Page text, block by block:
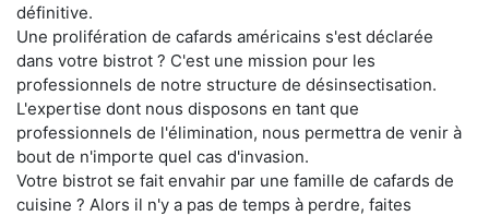
définitive.
Une prolifération de cafards américains s'est déclarée
dans votre bistrot ? C'est une mission pour les
professionnels de notre structure de désinsectisation.
L'expertise dont nous disposons en tant que
professionnels de l'élimination, nous permettra de venir à
bout de n'importe quel cas d'invasion.
Votre bistrot se fait envahir par une famille de cafards de
cuisine ? Alors il n'y a pas de temps à perdre, faites